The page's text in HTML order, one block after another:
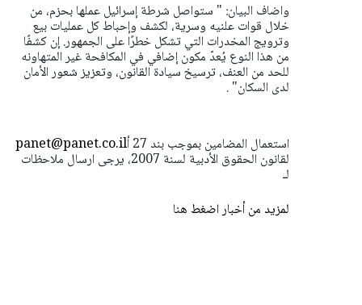
واضاف البيان: " ستواصل شرطة إسرائيل عملها بحزم، من
خلال قوات علنيه وسرية، لكشف وإحباط كل عمليات بيع
وترويج المخدرات التي تشكل خطرًا على الجمهور. إن كشفًا
من هذا النوع يُعدّ مكون إضافي في المكافحة غير المتهاونه
للحد من العنف، ترسيخ سيادة القانون، وتعزيز شعور الأمان
لدى السكان" .
panet@panet.co.ilاستعمال المضامين بموجب بند 27 أ
لقانون الحقوق الأدبية لسنة 2007، يرجى ارسال ملاحظات
لـ
لمزيد من أخبار اضغط هنا